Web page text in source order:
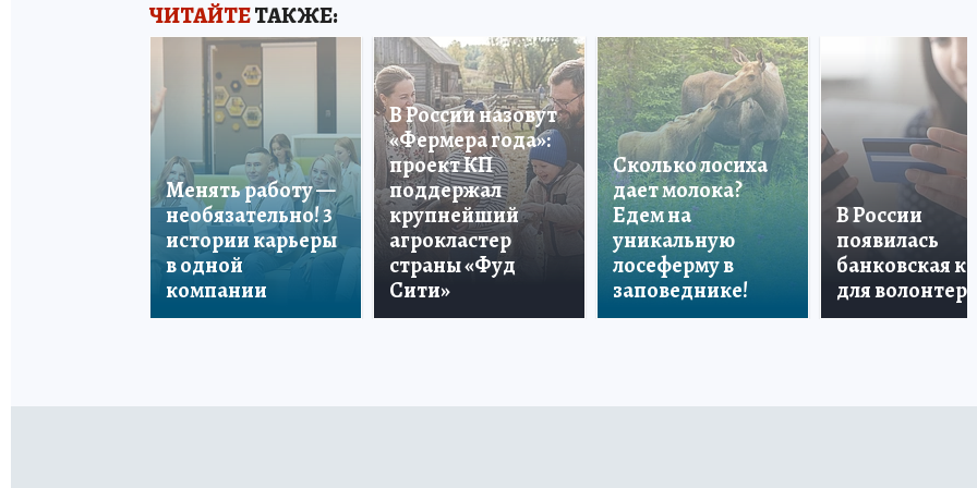
ЧИТАЙТЕТАКЖЕ:
Менять работу —
необязательно! 3
истории карьеры
в одной
компании
В России назовут
«Фермера года»:
проект КП
поддержал
крупнейший
агрокластер
страны «Фуд
Сити»
Сколько лосиха
дает молока?
Едем на
уникальную
лосеферму в
заповеднике!
В России
появилась
банковская
для волонтеров